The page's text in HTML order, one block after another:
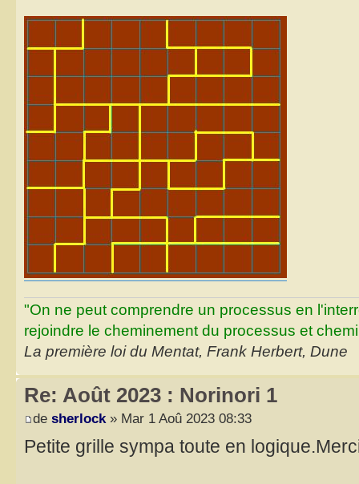
"On ne peut comprendre un processus en
rejoindre le cheminement du processus et
La première loi du Mentat, Frank Herbert, Dune
Re: Août 2023 : Norinori 1
de sherlock» Mar 1 Aoû 2023 08:33
Petite grille sympa toute en